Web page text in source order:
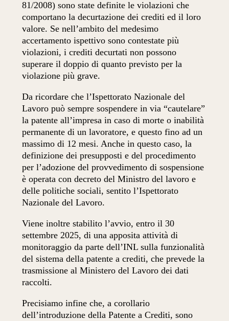
81/2008) sono state definite le violazioni che
comportano la decurtazione dei crediti ed il loro
valore. Se nell’ambito del medesimo
accertamento ispettivo sono contestate più
violazioni, i crediti decurtati non possono
superare il doppio di quanto previsto per la
violazione più grave.
Da ricordare che l’Ispettorato Nazionale del
Lavoro può sempre sospendere in via “cautelare”
la patente all’impresa in caso di morte o inabilità
permanente di un lavoratore, e questo fino ad un
massimo di 12 mesi. Anche in questo caso, la
definizione dei presupposti e del procedimento
per l’adozione del provvedimento di sospensione
è operata con decreto del Ministro del lavoro e
delle politiche sociali, sentito l’Ispettorato
Nazionale del Lavoro.
Viene inoltre stabilito l’avvio, entro il 30
settembre 2025, di una apposita attività di
monitoraggio da parte dell’INL sulla funzionalità
del sistema della patente a crediti, che prevede la
trasmissione al Ministero del Lavoro dei dati
raccolti.
Precisiamo infine che, a corollario
dell’introduzione della Patente a Crediti, sono